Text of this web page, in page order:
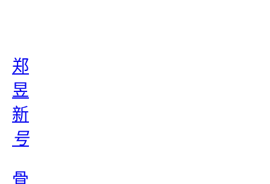
郑
昱
新
号
骨